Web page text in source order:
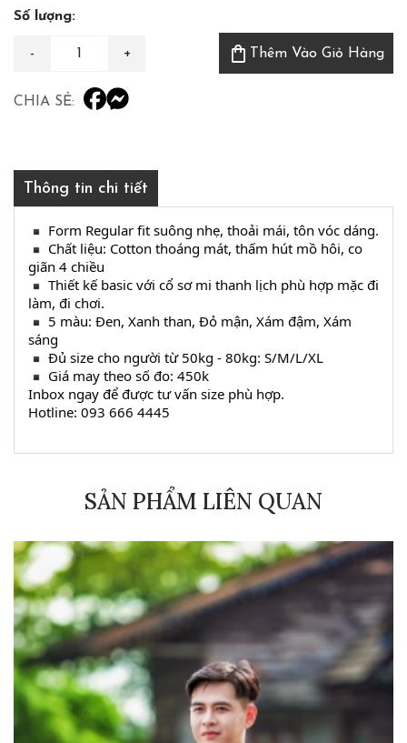
Số lượng:
shopping_bag Thêm Vào Giỏ Hàng
CHIA SẺ:
Thông tin chi tiết
Form Regular fit suông nhẹ, thoải mái, tôn vóc dáng.
Chất liệu: Cotton thoáng mát, thấm hút mồ hôi, co
giãn 4 chiều
Thiết kế basic với cổ sơ mi thanh lịch phù hợp mặc đi
làm, đi chơi.
5 màu: Đen, Xanh than, Đỏ mận, Xám đậm, Xám
sáng
Đủ size cho người từ 50kg - 80kg: S/M/L/XL
Giá may theo số đo: 450k
Inbox ngay để được tư vấn size phù hợp.
Hotline: 093 666 4445
SẢN PHẨM LIÊN QUAN